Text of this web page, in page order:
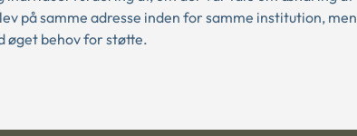
på samme adresse inden for samme institution, men
øget behov for støtte.